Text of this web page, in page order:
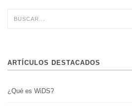
ARTÍCULOS DESTACADOS
¿Qué es WiDS?